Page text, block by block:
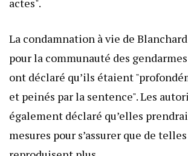
La condamnation à vie de
pour la communauté des
ont déclaré qu’ils étaient
et peinés par la sentence". Les
également déclaré qu’elles
mesures pour s’assurer que de